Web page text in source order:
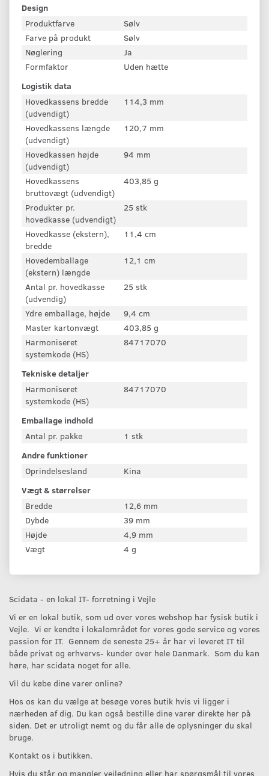
Design
Produktfarve
Sølv
Farve på produkt
Sølv
Nøglering
Ja
Formfaktor
Uden hætte
Logistik data
Hovedkassens bredde
(udvendigt)
114,3 mm
Hovedkassens længde
(udvendigt)
120,7 mm
Hovedkassen højde
(udvendigt)
94 mm
Hovedkassens
bruttovægt (udvendigt)
403,85 g
Produkter pr.
hovedkasse (udvendigt)
25 stk
Hovedkasse (ekstern),
bredde
11,4 cm
Hovedemballage
(ekstern) længde
12,1 cm
Antal pr. hovedkasse
(udvendig)
25 stk
Ydre emballage, højde
9,4 cm
Master kartonvægt
403,85 g
Harmoniseret
systemkode (HS)
84717070
Tekniske detaljer
Harmoniseret
systemkode (HS)
84717070
Emballage indhold
Antal pr. pakke
1 stk
Andre funktioner
Oprindelsesland
Kina
Vægt & størrelser
Bredde
12,6 mm
Dybde
39 mm
Højde
4,9 mm
Vægt
4 g
Scidata - en lokal IT- forretning i Vejle
Vi er en lokal butik, som ud over vores webshop har fysisk butik i
Vejle. Vi er kendte i lokalområdet for vores gode service og vores
passion for IT. Gennem de seneste 25+ år har vi leveret IT til
både privat og erhvervs- kunder over hele Danmark. Som du kan
høre, har scidata noget for alle.
Vil du købe dine varer online?
Hos os kan du vælge at besøge vores butik hvis vi ligger i
nærheden af dig. Du kan også bestille dine varer direkte her på
siden. Det er utroligt nemt og du får alle de oplysninger du skal
bruge.
Kontakt os i butikken.
Hvis du står og mangler vejledning eller har spørgsmål til vores